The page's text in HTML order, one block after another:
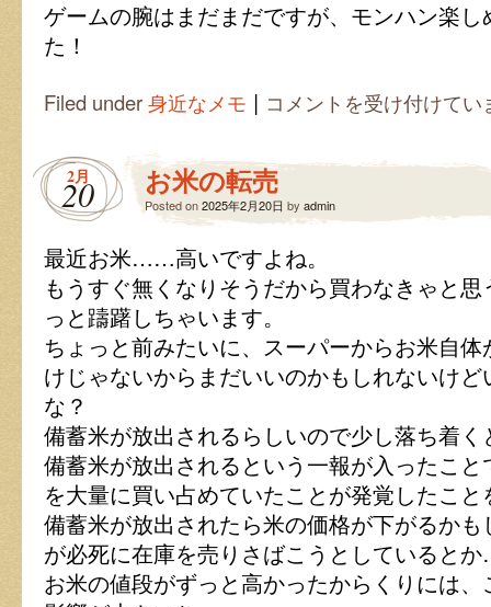
ゲームの腕はまだまだですが、モンハン楽
た！
Filed under身近なメモ |
モ
ン
ー
ハ
ン
ー
ワ
イ
ズ
は
コメントを受け付けてい
2月
20 お米の転売
Posted on2025年2月20日 by admin
最近お米……高いですよね。
もうすぐ無くなりそうだから買わなきゃと
っと躊躇しちゃいます。
ちょっと前みたいに、スーパーからお米自
けじゃないからまだいいのかもしれないけ
な？
備蓄米が放出されるらしいので少し落ち着
備蓄米が放出されるという一報が入ったこ
を大量に買い占めていたことが発覚したこ
備蓄米が放出されたら米の価格が下がるか
が必死に在庫を売りさばこうとしていると
お米の値段がずっと高かったからくりには